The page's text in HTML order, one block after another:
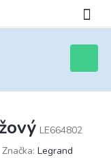
košík
LE664802
Značka: Legrand